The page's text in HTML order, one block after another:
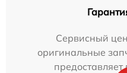
Сервисный
оригинальные